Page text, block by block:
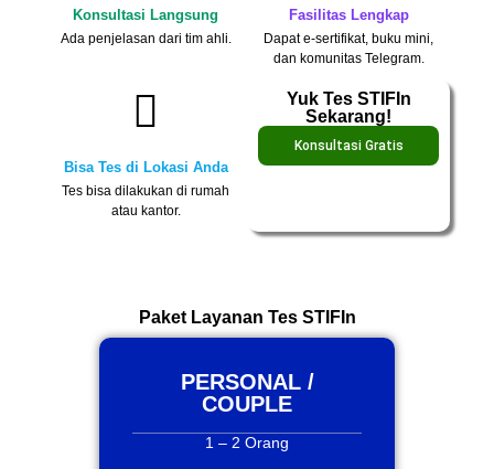
Konsultasi Langsung
Ada penjelasan dari tim ahli.
Fasilitas Lengkap
Dapat e-sertifikat, buku mini,
dan komunitas Telegram.
Bisa Tes di Lokasi Anda
Tes bisa dilakukan di rumah
atau kantor.
Yuk Tes STIFIn
Sekarang!
Konsultasi Gratis
Paket Layanan Tes STIFIn
PERSONAL /
COUPLE
1 – 2 Orang